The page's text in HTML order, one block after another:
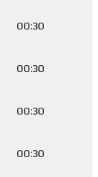
00:30
00:30
00:30
00:30